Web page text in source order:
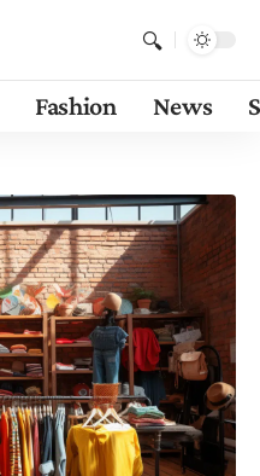
Fashion News